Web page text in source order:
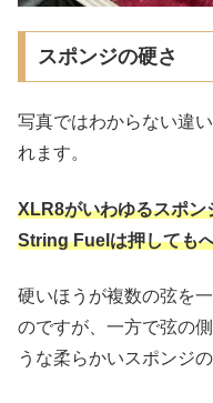
スポンジの硬さ
写真ではわからない違
れます。
XLR8がいわゆるスポン
String Fuelは押しても
硬いほうが複数の弦を
のですが、一方で弦の
うな柔らかいスポンジ